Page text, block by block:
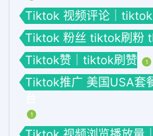
Tiktok 视频评论｜
Tiktok 粉丝 tiktok刷粉
Tiktok赞｜tiktok刷赞 1
Tiktok推广 美国USA套
1